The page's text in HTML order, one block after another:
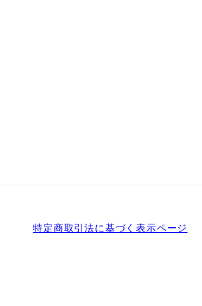
特定商取引法に基づく表示ページ